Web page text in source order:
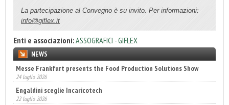
La partecipazione al Convegno è su invito. Per informazioni:
info@giflex.it
Enti e associazioni:ASSOGRAFICI - GIFLEX
NEWS
Messe Frankfurt presents the Food Production Solutions Show
24 luglio 2026
Engaldini sceglie Incaricotech
22 luglio 2026
Bevertech prende forma, attesi 100 buyer esteri
17 luglio 2026